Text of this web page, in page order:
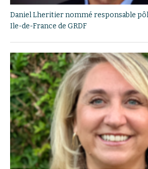
Daniel Lheritier nommé responsable
Ile-de-France de GRDF